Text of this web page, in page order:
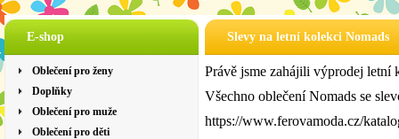
E-shop
Oblečení pro ženy
Doplňky
Oblečení pro muže
Oblečení pro děti
Slevy na letní kolekci Nomads
Právě jsme zahájili výprodej letní
Všechno oblečení Nomads se
https://www.ferovamoda.cz/